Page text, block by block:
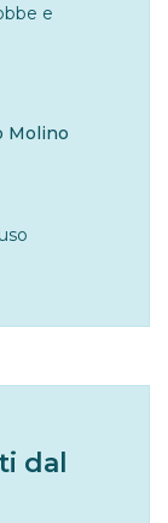
e
Molino
dal